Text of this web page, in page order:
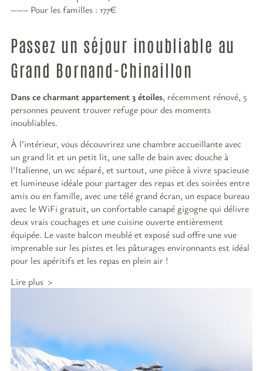
Pour les familles : 177€
Passez un séjour inoubliable au
Grand Bornand-Chinaillon
Dans ce charmant appartement 3 étoiles, récemment rénové, 5
personnes peuvent trouver refuge pour des moments
inoubliables.
À l’intérieur, vous découvrirez une chambre accueillante avec
un grand lit et un petit lit, une salle de bain avec douche à
l’Italienne, un wc séparé, et surtout, une pièce à vivre spacieuse
et lumineuse idéale pour partager des repas et des soirées entre
amis ou en famille, avec une télé grand écran, un espace bureau
avec le WiFi gratuit, un confortable canapé gigogne qui délivre
deux vrais couchages et une cuisine ouverte entièrement
équipée. Le vaste balcon meublé et exposé sud offre une vue
imprenable sur les pistes et les pâturages environnants est idéal
pour les apéritifs et les repas en plein air !
Lire plus